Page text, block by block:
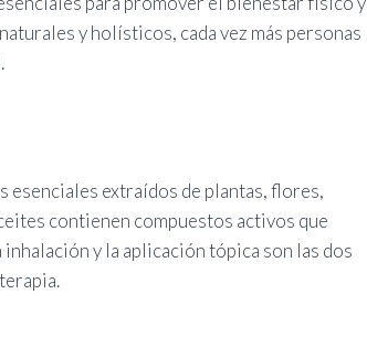
y holísticos, cada vez más personas
esenciales extraídos de plantas, flores,
contienen compuestos activos que
y la aplicación tópica son las dos